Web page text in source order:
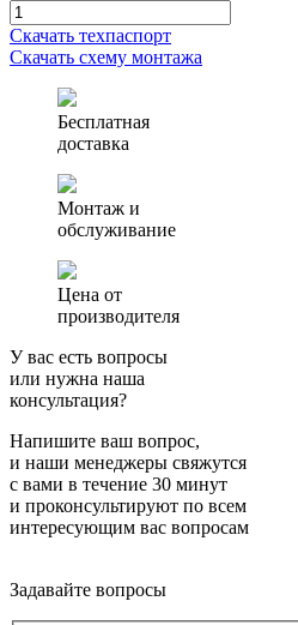
Скачать техпаспорт
Скачать схему монтажа
Бесплатная
доставка
Монтаж и
обслуживание
Цена от
производителя
У вас есть вопросы
или нужна наша
консультация?
Напишите ваш вопрос,
и наши менеджеры свяжутся
с вами в течение 30 минут
и проконсультируют по всем
интересующим вас вопросам
Задавайте вопросы